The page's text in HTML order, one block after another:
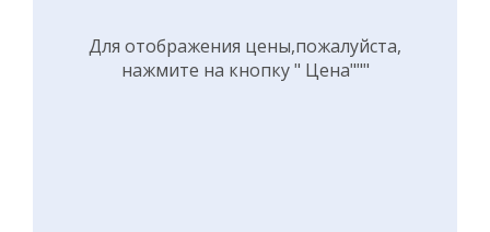
Для отображения цены,пожалуйста,
нажмите на кнопку " Цена"""